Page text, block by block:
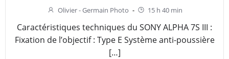
Olivier - Germain Photo - 15 h 40 min
Caractéristiques techniques du SONY ALPHA 7S III :
Fixation de l’objectif : Type E Système anti-poussière
[…]